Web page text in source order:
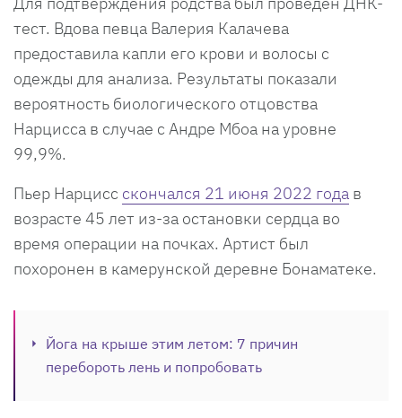
тест. Вдова певца Валерия Калачева
предоставила капли его крови и волосы с
одежды для анализа. Результаты показали
вероятность биологического отцовства
Нарцисса в случае с Андре Мбоа на уровне
99,9%.
Пьер Нарцисс скончался 21 июня 2022 года в
возрасте 45 лет из-за остановки сердца во
время операции на почках. Артист был
похоронен в камерунской деревне Бонаматеке.
Йога на крыше этим летом: 7 причин
перебороть лень и попробовать